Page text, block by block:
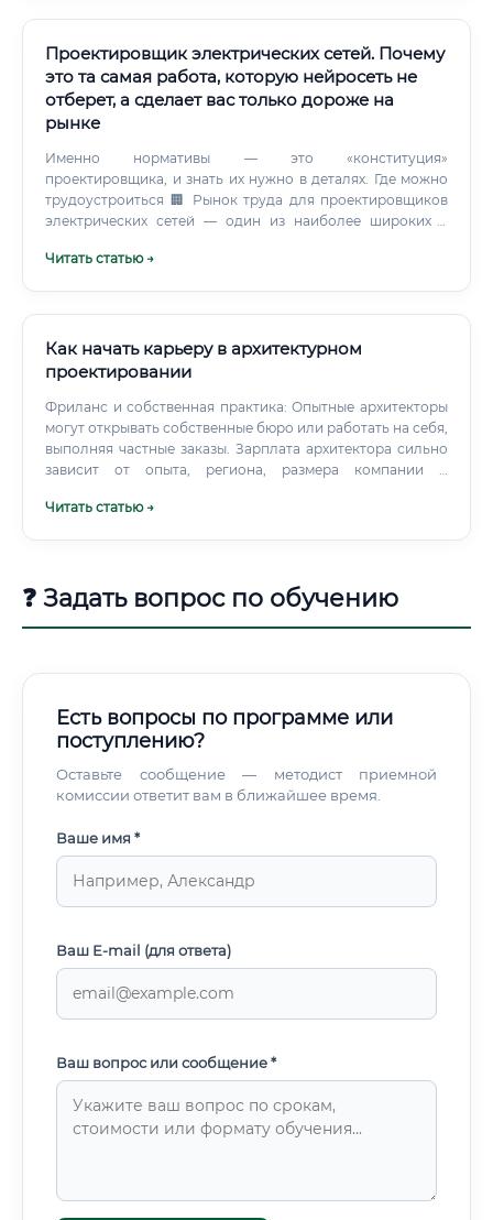
Проектировщик электрических сетей. Почему
это та самая работа, которую нейросеть не
отберет, а сделает вас только дороже на
рынке
Именно нормативы — это «конституция»
проектировщика, и знать их нужно в деталях. Где можно
трудоустроиться 🏢 Рынок труда для проектировщиков
электрических сетей — один из наиболее широких в
Особенно активно нанимают специалистов в регионах
Читать статью →
Как начать карьеру в архитектурном
проектировании
Фриланс и собственная практика: Опытные архитекторы
могут открывать собственные бюро или работать на себя,
выполняя частные заказы. Зарплата архитектора сильно
зависит от опыта, региона, размера компании и
доходы традиционно выше, чем в регионах.
Читать статью →
❓ Задать вопрос по обучению
Есть вопросы по программе или
поступлению?
Оставьте сообщение — методист приемной
комиссии ответит вам в ближайшее время.
Ваше имя *
Ваш E-mail (для ответа)
Ваш вопрос или сообщение *